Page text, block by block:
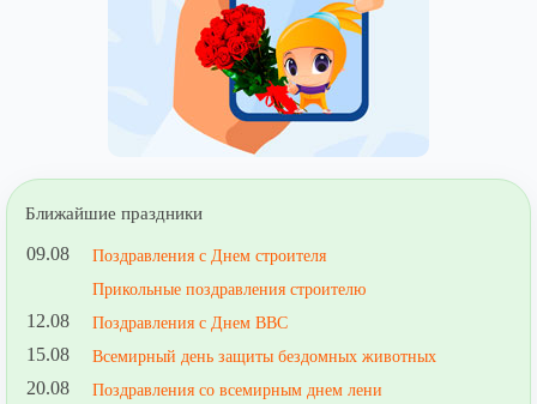
Ближайшие праздники
09.08
Поздравления с Днем строителя
Прикольные поздравления строителю
12.08 Поздравления с Днем ВВС
15.08 Всемирный день защиты бездомных животных
20.08 Поздравления со всемирным днем лени